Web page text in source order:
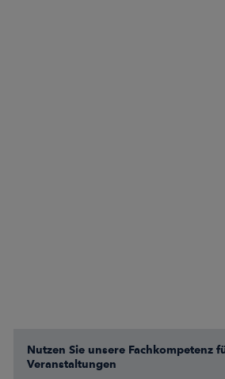
Nutzen Sie unsere Fachkompetenz
Veranstaltungen